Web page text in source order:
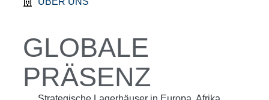
GLOBALE
PRÄSENZ